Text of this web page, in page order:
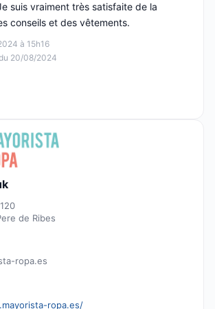
à 15h16
20/08/2024
suis vraiment très satisfaite de la
conseils et des vêtements.
de Ribes
ropa.es
ropa.es/